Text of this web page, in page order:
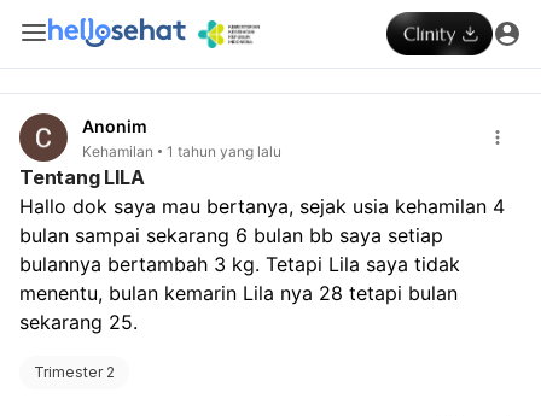
Anonim
Kehamilan 1 tahun yang lalu
Tentang LILA
Hallo dok saya mau bertanya, sejak usia kehamilan 4
bulan sampai sekarang 6 bulan bb saya setiap
bulannya bertambah 3 kg. Tetapi Lila saya tidak
menentu, bulan kemarin Lila nya 28 tetapi bulan
sekarang 25.
Trimester 2